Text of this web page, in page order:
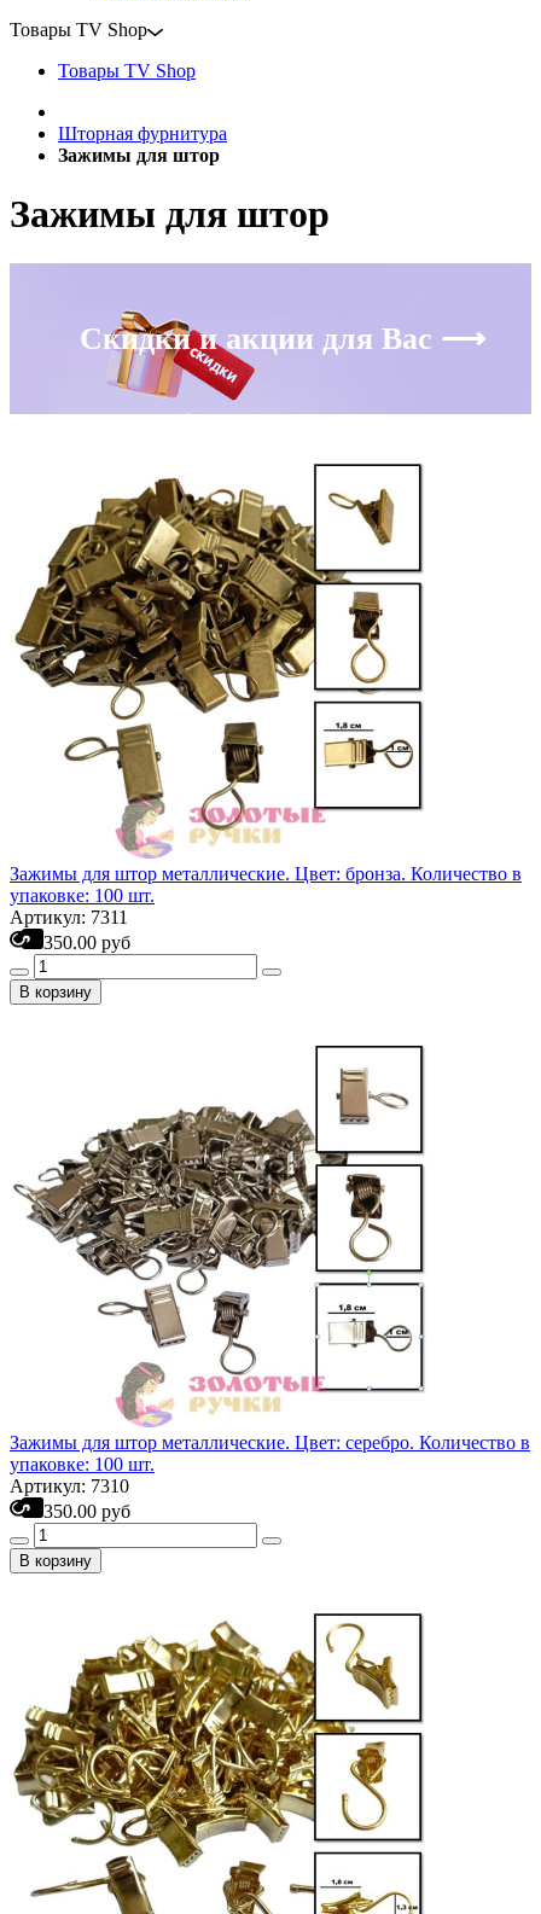
Товары TV Shop
Товары TV Shop
Шторная фурнитура
Зажимы для штор
Зажимы для штор
Скидки и акции для Вас ⟶
Зажимы для штор металлические. Цвет: бронза. Количество в
упаковке: 100 шт.
Артикул: 7311
350.00 руб
В корзину
Зажимы для штор металлические. Цвет: серебро. Количество в
упаковке: 100 шт.
Артикул: 7310
350.00 руб
В корзину